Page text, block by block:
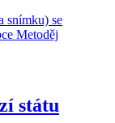
státu